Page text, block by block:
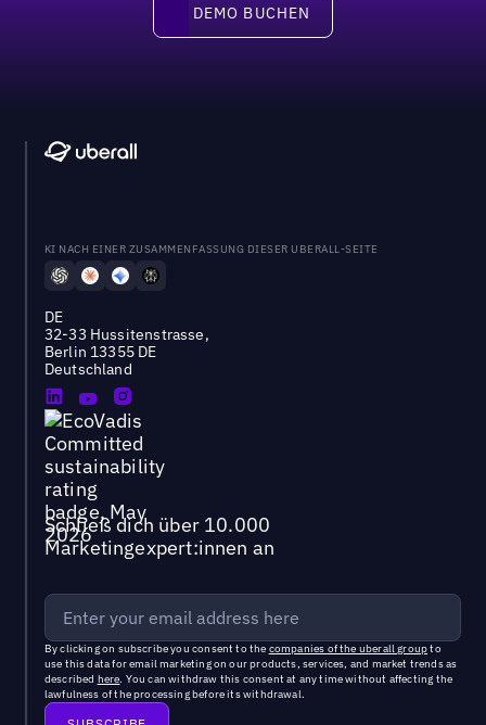
DEMO BUCHEN
DEMO BUCHEN
KI NACH EINER ZUSAMMENFASSUNG DIESER UBERALL-SEITE
DE
32-33 Hussitenstrasse,
Berlin 13355 DE
Deutschland
Schließ dich über 10.000
Marketingexpert:innen an
By clicking on subscribe you consent to the companies of the uberall groupto
use this data for email marketing on our products, services, and market trends as
described here. You can withdraw this consent at any time without affecting the
lawfulness of the processing before its withdrawal.